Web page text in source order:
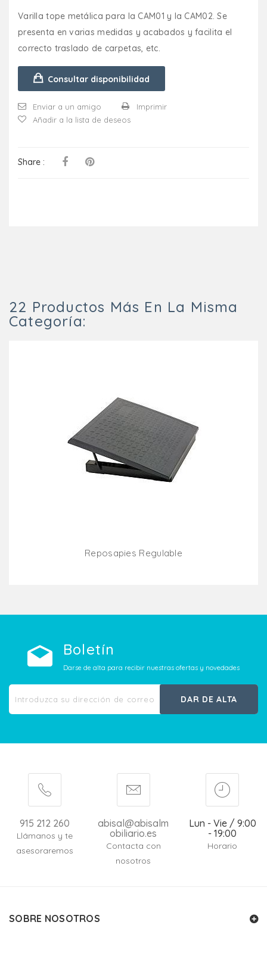
Varilla tope metálica para la CAM01 y la CAM02. Se
presenta en varias medidas y acabados y facilita el
correcto traslado de carpetas, etc.
Consultar disponibilidad
Enviar a un amigo
Imprimir
Añadir a la lista de deseos
Share :
22 Productos Más En La Misma
Categoría:
Reposapies Regulable
Boletín
Darse de alta para recibir nuestras ofertas y novedades
DAR DE ALTA
915 212 260
Llámanos y te
asesoraremos
abisal@abisalm
obiliario.es
Contacta con
nosotros
Lun - Vie / 9:00
- 19:00
Horario
SOBRE NOSOTROS